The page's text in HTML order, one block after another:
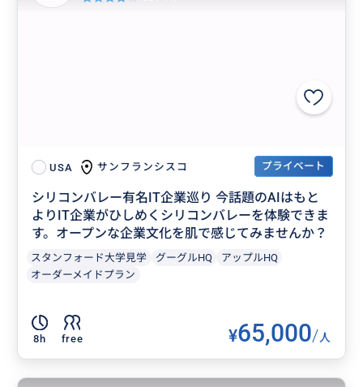
USA サンフランシスコ プライベート
シリコンバレー有名IT企業巡り 今話題のAIはもと
よりIT企業がひしめくシリコンバレーを体験できま
す。オープンな企業文化を肌で感じてみませんか？
スタンフォード大学見学 グーグルHQ
アップルHQ
オーダーメイドプラン
8h free ¥65,000/人